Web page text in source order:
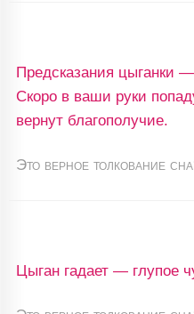
Предсказания цыганки
Скоро в ваши руки
вернут благополучие.
Это верное толкование
Цыган гадает — глупое